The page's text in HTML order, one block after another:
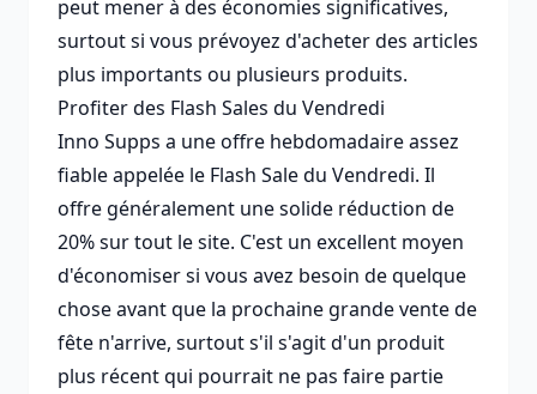
peut mener à des économies significatives,
surtout si vous prévoyez d'acheter des articles
plus importants ou plusieurs produits.
Profiter des Flash Sales du Vendredi
Inno Supps a une offre hebdomadaire assez
fiable appelée le Flash Sale du Vendredi. Il
offre généralement une solide réduction de
20% sur tout le site. C'est un excellent moyen
d'économiser si vous avez besoin de quelque
chose avant que la prochaine grande vente de
fête n'arrive, surtout s'il s'agit d'un produit
plus récent qui pourrait ne pas faire partie